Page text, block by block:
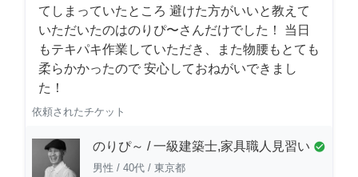
てしまっていたところ 避けた方がいいと教えて
いただいたのはのりぴ〜さんだけでした！ 当日
もテキパキ作業していただき、また物腰もとても
柔らかかったので 安心しておねがいできまし
た！
依頼されたチケット
のりぴ～ / 一級建築士,家具職人見習い check_circle
男性 / 40代 / 東京都